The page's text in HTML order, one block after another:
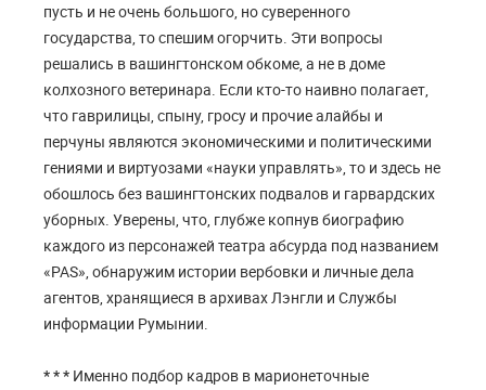
пусть и не очень большого, но суверенного
государства, то спешим огорчить. Эти вопросы
решались в вашингтонском обкоме, а не в доме
колхозного ветеринара. Если кто-то наивно полагает,
что гаврилицы, спыну, гросу и прочие алайбы и
перчуны являются экономическими и политическими
гениями и виртуозами «науки управлять», то и здесь не
обошлось без вашингтонских подвалов и гарвардских
уборных. Уверены, что, глубже копнув биографию
каждого из персонажей театра абсурда под названием
«PAS», обнаружим истории вербовки и личные дела
агентов, хранящиеся в архивах Лэнгли и Службы
информации Румынии.
* * * Именно подбор кадров в марионеточные